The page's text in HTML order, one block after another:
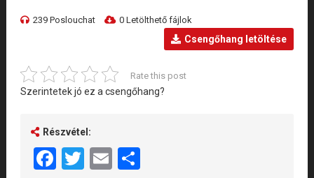
239 Poslouchat 0 Letölthető fájlok
Csengőhang letöltése
Rate this post
Szerintetek jó ez a csengőhang?
Részvétel:
Facebook
Twitter
EmailShare